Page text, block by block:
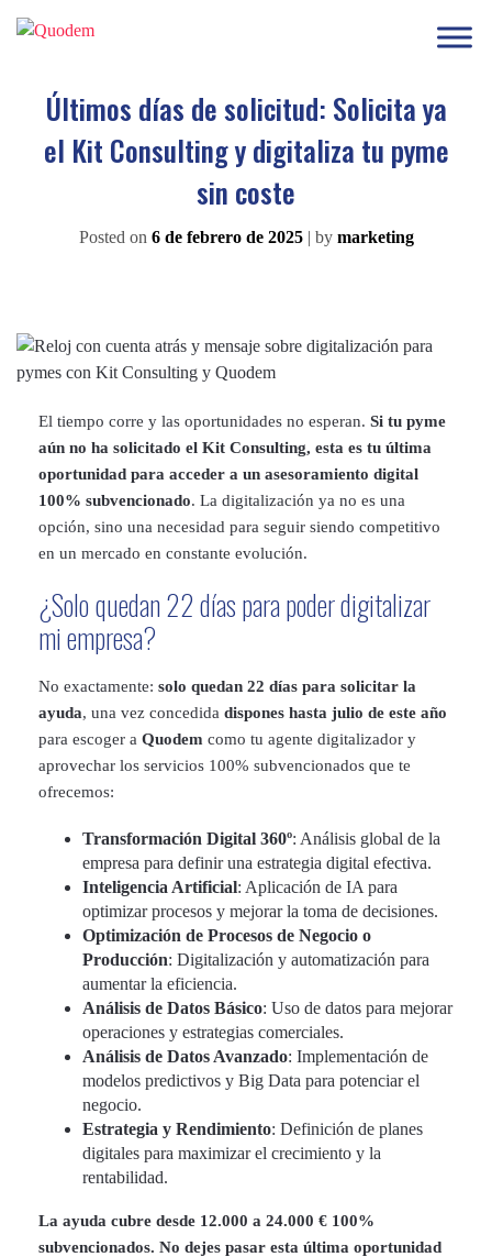
Últimos días de solicitud: Solicita ya
el Kit Consulting y digitaliza tu pyme
sin coste
Posted on 6 de febrero de 2025| by marketing
El tiempo corre y las oportunidades no esperan. Si tu pyme
aún no ha solicitado el Kit Consulting, esta es tu última
oportunidad para acceder a un asesoramiento digital
100% subvencionado. La digitalización ya no es una
opción, sino una necesidad para seguir siendo competitivo
en un mercado en constante evolución.
¿Solo quedan 22 días para poder digitalizar
mi empresa?
No exactamente: solo quedan 22 días para solicitar la
ayuda, una vez concedida dispones hasta julio de este año
para escoger a Quodem como tu agente digitalizador y
aprovechar los servicios 100% subvencionados que te
ofrecemos:
Transformación Digital 360º: Análisis global de la
empresa para definir una estrategia digital efectiva.
Inteligencia Artificial: Aplicación de IA para
optimizar procesos y mejorar la toma de decisiones.
Optimización de Procesos de Negocio o
Producción: Digitalización y automatización para
aumentar la eficiencia.
Análisis de Datos Básico: Uso de datos para mejorar
operaciones y estrategias comerciales.
Análisis de Datos Avanzado: Implementación de
modelos predictivos y Big Data para potenciar el
negocio.
Estrategia y Rendimiento: Definición de planes
digitales para maximizar el crecimiento y la
rentabilidad.
La ayuda cubre desde 12.000 a 24.000 € 100%
subvencionados. No dejes pasar esta última oportunidad